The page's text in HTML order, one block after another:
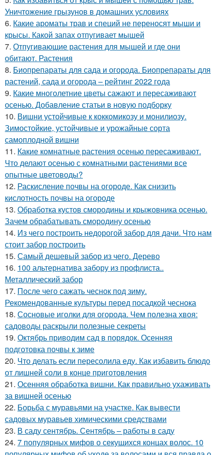
Уничтожение грызунов в домашних условиях
6. Какие ароматы трав и специй не переносят мыши и
крысы. Какой запах отпугивает мышей
7. Отпугивающие растения для мышей и где они
обитают. Растения
8. Биопрепараты для сада и огорода. Биопрепараты для
растений, сада и огорода – рейтинг 2022 года
9. Какие многолетние цветы сажают и пересаживают
осенью. Добавление статьи в новую подборку
10. Вишни устойчивые к коккомикозу и монилиозу.
Зимостойкие, устойчивые и урожайные сорта
самоплодной вишни
11. Какие комнатные растения осенью пересаживают.
Что делают осенью с комнатными растениями все
опытные цветоводы?
12. Раскисление почвы на огороде. Как снизить
кислотность почвы на огороде
13. Обработка кустов смородины и крыжовника осенью.
Зачем обрабатывать смородину осенью
14. Из чего построить недорогой забор для дачи. Что нам
стоит забор построить
15. Самый дешевый забор из чего. Дерево
16. 100 альтернатива забору из профлиста..
Металлический забор
17. После чего сажать чеснок под зиму.
Рекомендованные культуры перед посадкой чеснока
18. Сосновые иголки для огорода. Чем полезна хвоя:
садоводы раскрыли полезные секреты
19. Октябрь приводим сад в порядок. Осенняя
подготовка почвы к зиме
20. Что делать если пересолила еду. Как избавить блюдо
от лишней соли в конце приготовления
21. Осенняя обработка вишни. Как правильно ухаживать
за вишней осенью
22. Борьба с муравьями на участке. Как вывести
садовых муравьев химическими средствами
23. В саду сентябрь. Сентябрь – работы в саду
24. 7 популярных мифов о секущихся концах волос. 10